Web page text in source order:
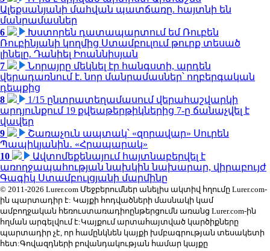
Ալեքսանյանի մահվան պատճառը. հայտնի են
մանրամասներ
6
Խստորեն դատապարտում եմ Ռուբեն
Ռուբինյանի կողմից Ստամբուլում թուրք տեսած
լինելը. Դանիել Իոաննիսյան
7
Նորայրը մեկնել էր հանգստի, արդեն
վերադառնում է. նոր մանրամասներ՝ ողբերգական
դեպքից
8
1/15 ընտրատեղամասում վերահաշվարկի
արդյունքում 19 քվեաթերթիկներից 7-ը ճանաչվել է
վավեր
9
Շառաչուն ապտակ՝ «զորավար» Սուրեն
Պապիկյանին․ «Հրապարակ»
10
Ավտոմեքենայում հայտնաբերվել է
առողջապահության նախկին նախարար, վիրաբույժ
Գագիկ Ստամբուլցյանի մարմինը
© 2011-2026 Lurer.com Մեջբերումներ անելիս ակտիվ հղումը Lurer.com-
ին պարտադիր է: Կայքի հոդվածների մասնակի կամ
ամբողջական հեռուստառադիոընթերցումն առանց Lurer.com-ին
հղման արգելվում է:Կայքում արտահայտված կարծիքները
պարտադիր չէ, որ համընկնեն կայքի խմբագրության տեսակետի
հետ:Գովազդների բովանդակության համար կայքը